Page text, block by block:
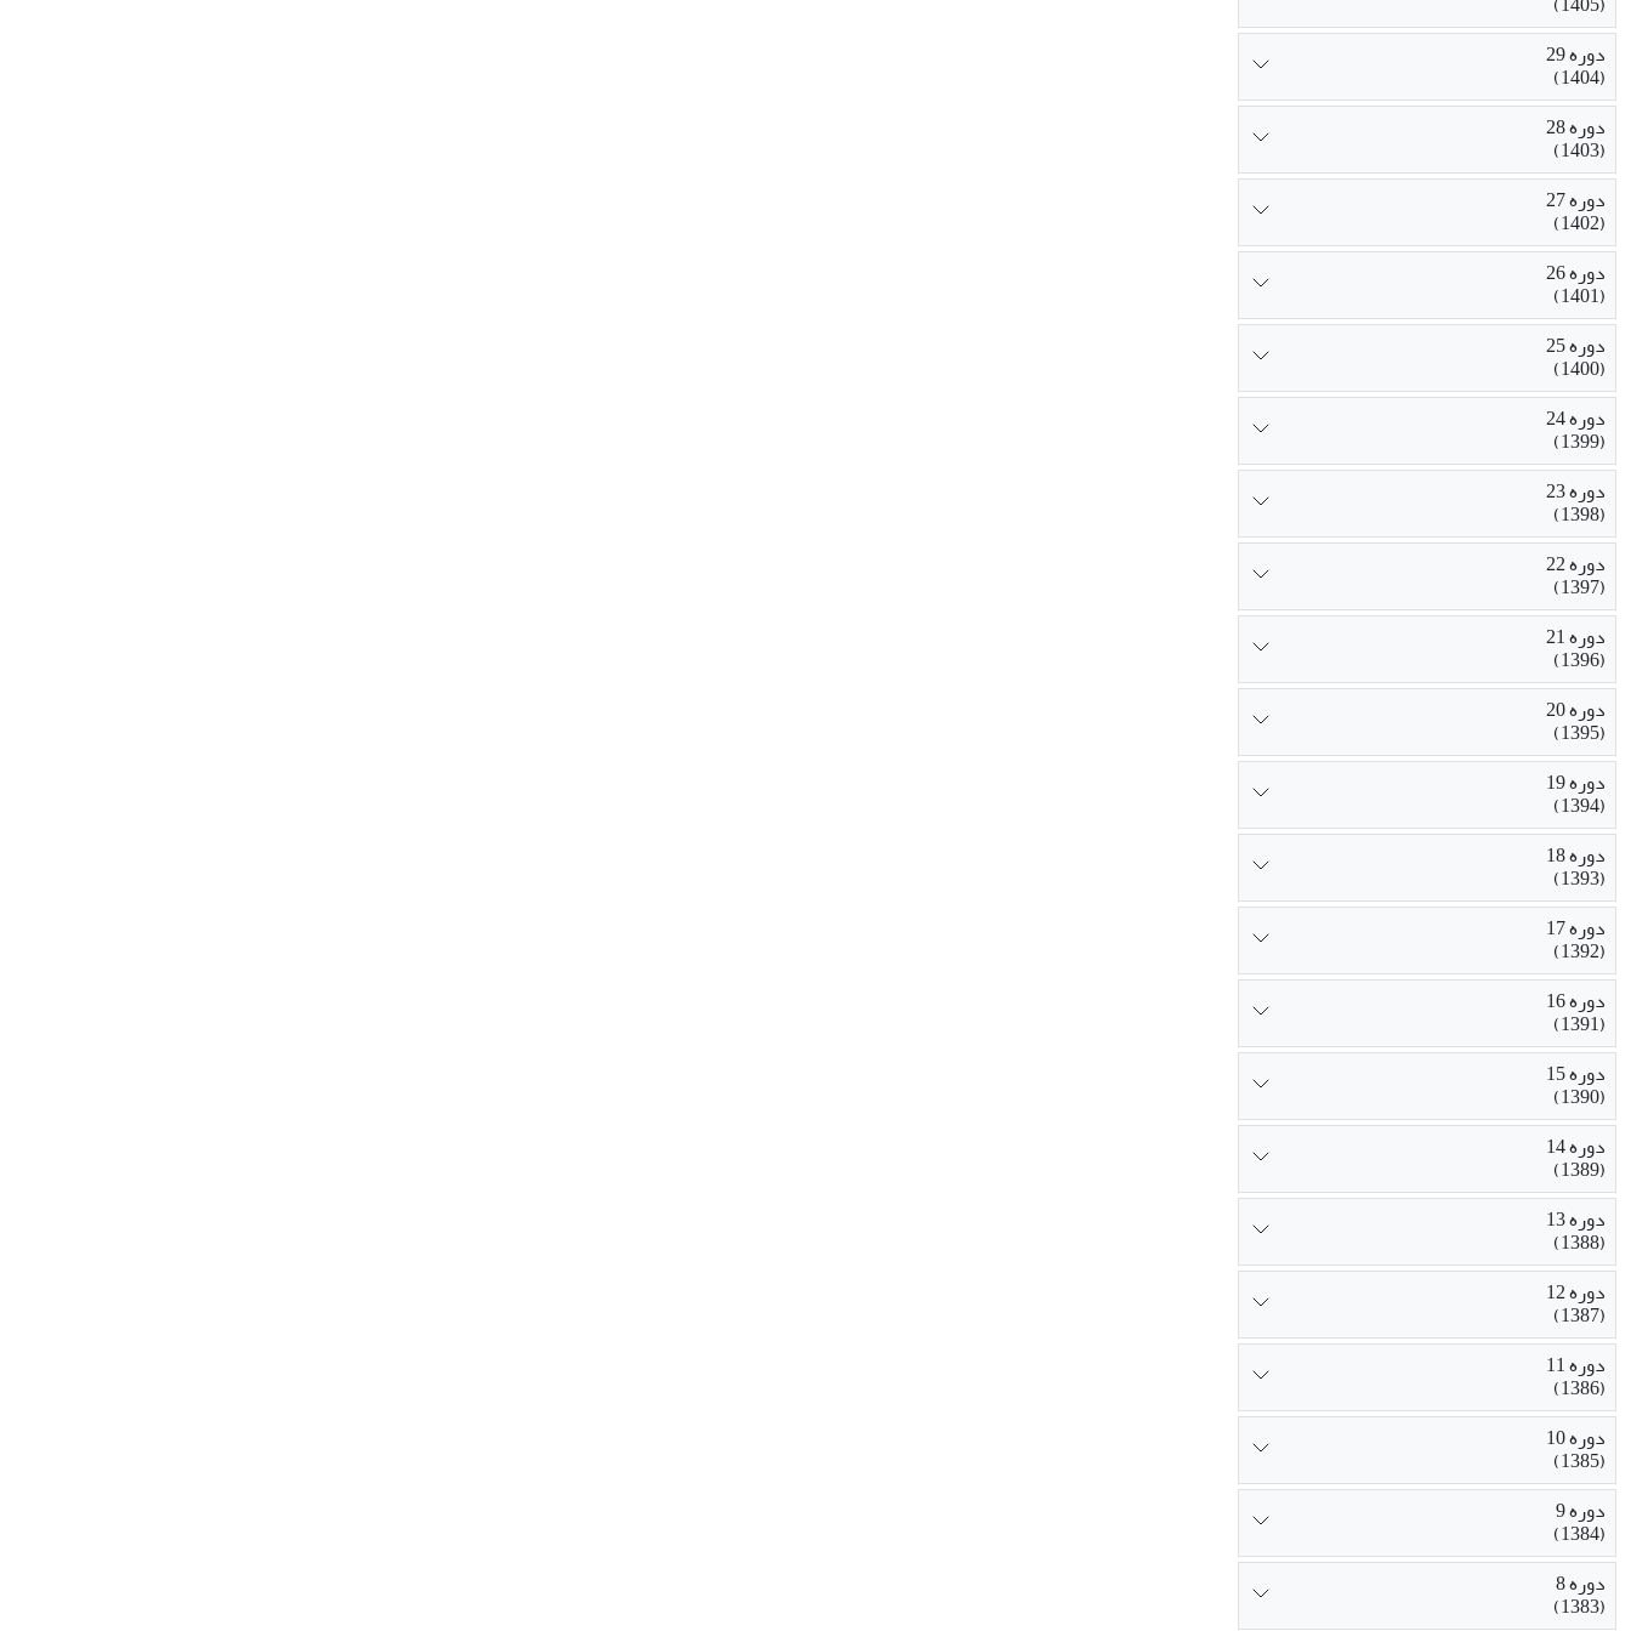
دوره 29
(1404)
دوره 28
(1403)
دوره 27
(1402)
دوره 26
(1401)
دوره 25
(1400)
دوره 24
(1399)
دوره 23
(1398)
دوره 22
(1397)
دوره 21
(1396)
دوره 20
(1395)
دوره 19
(1394)
دوره 18
(1393)
دوره 17
(1392)
دوره 16
(1391)
دوره 15
(1390)
دوره 14
(1389)
دوره 13
(1388)
دوره 12
(1387)
دوره 11
(1386)
دوره 10
(1385)
دوره 9
(1384)
دوره 8
(1383)